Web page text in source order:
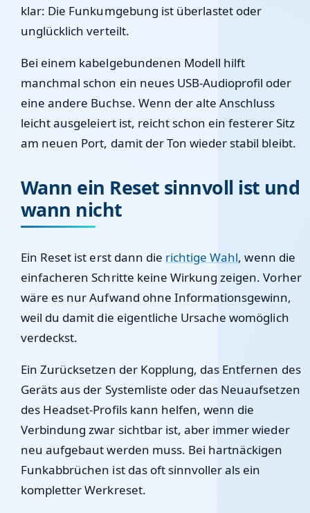
klar: Die Funkumgebung ist überlastet oder
unglücklich verteilt.
Bei einem kabelgebundenen Modell hilft
manchmal schon ein neues USB-Audioprofil oder
eine andere Buchse. Wenn der alte Anschluss
leicht ausgeleiert ist, reicht schon ein festerer Sitz
am neuen Port, damit der Ton wieder stabil bleibt.
Wann ein Reset sinnvoll ist und
wann nicht
Ein Reset ist erst dann die richtige Wahl, wenn die
einfacheren Schritte keine Wirkung zeigen. Vorher
wäre es nur Aufwand ohne Informationsgewinn,
weil du damit die eigentliche Ursache womöglich
verdeckst.
Ein Zurücksetzen der Kopplung, das Entfernen des
Geräts aus der Systemliste oder das Neuaufsetzen
des Headset-Profils kann helfen, wenn die
Verbindung zwar sichtbar ist, aber immer wieder
neu aufgebaut werden muss. Bei hartnäckigen
Funkabbrüchen ist das oft sinnvoller als ein
kompletter Werkreset.